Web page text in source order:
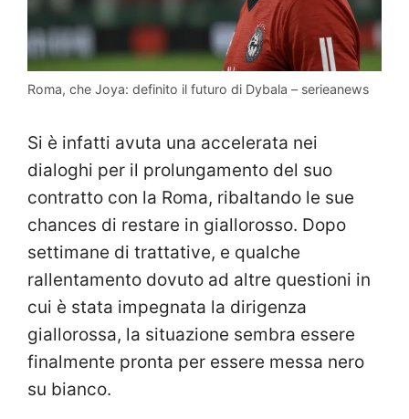
Roma, che Joya: definito il futuro di Dybala – serieanews
Si è infatti avuta una accelerata nei
dialoghi per il prolungamento del suo
contratto con la Roma, ribaltando le sue
chances di restare in giallorosso. Dopo
settimane di trattative, e qualche
rallentamento dovuto ad altre questioni in
cui è stata impegnata la dirigenza
giallorossa, la situazione sembra essere
finalmente pronta per essere messa nero
su bianco.